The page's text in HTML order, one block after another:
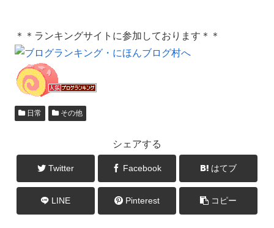
＊＊ランキングサイトに参加しております＊＊
日常 その他
シェアする
Twitter Facebook はてブ
LINE Pinterest コピー